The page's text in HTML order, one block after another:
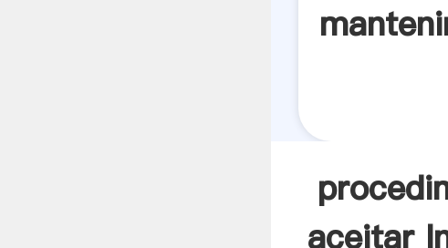
aceitar